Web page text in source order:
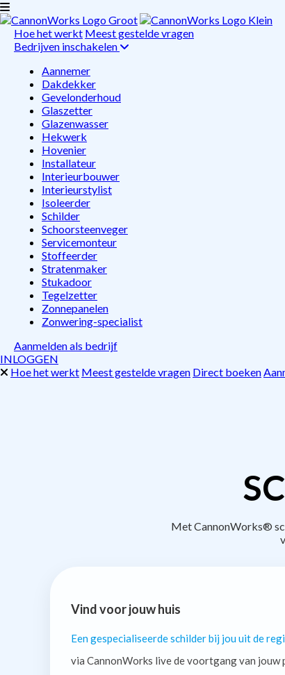
Hoe het werkt Meest gestelde vragen
Bedrijven inschakelen
Aannemer
Dakdekker
Gevelonderhoud
Glaszetter
Glazenwasser
Hekwerk
Hovenier
Installateur
Interieurbouwer
Interieurstylist
Isoleerder
Schilder
Schoorsteenveger
Servicemonteur
Stoffeerder
Stratenmaker
Stukadoor
Tegelzetter
Zonnepanelen
Zonwering-specialist
Aanmelden als bedrijf
INLOGGEN
Hoe het werkt Meest gestelde vragen Direct boeken
Met CannonWorks®
Vind voor jouw huis
Een gespecialiseerde schilder bij jou uit de
via CannonWorks live de voortgang van jouw